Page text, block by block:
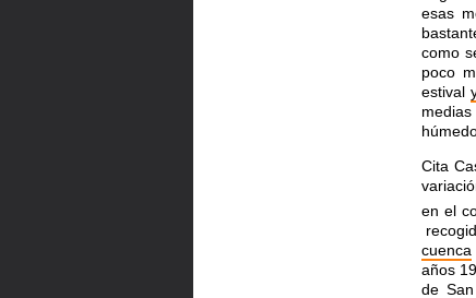
esas
como
poco
estival
Cita
en el
cuenca
años
de San